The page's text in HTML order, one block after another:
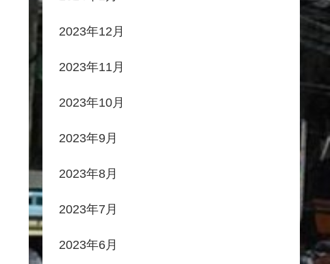
2023年12月
2023年11月
2023年10月
2023年9月
2023年8月
2023年7月
2023年6月